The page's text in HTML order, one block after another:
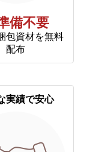
備不要
包資材を無料
配布
実績で安心